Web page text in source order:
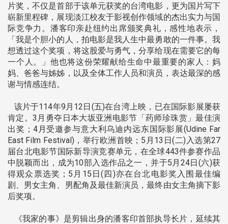
片奖，不仅是首部于该单元获奖的台湾电影，更为国片写下
崭新里程碑，展现淡江校友于影视创作领域的杰出实力与国
际竞争力。潘客印亲赴纽约出席颁奖典礼，感性地表示，
「我是个胆小的人，拍电影是我人生中最勇敢的一件事。我
想透过这个奖项，将这股爱与勇气，分享给现在需要它的每
一个人。」他也将这份荣耀献给生命中最重要的家人：妈
妈、爸爸与姊姊，以及全体工作人员和演员，表达最深的感
谢与情感连结。
该片于114年9月12日(五)在台湾上映，已在国际影展屡获
肯定。3月勇夺日本大坂亚洲电影节「药师珍珠赏」最佳演
出奖；4月受邀参与意大利乌迪内远东国际影展(Udine Far
East Film Festival)，举行欧洲首映；5月13日(二)入选第27
届台北电影节国际新导演竞赛单元，在全球443件参赛作品
中脱颖而出，成为10部入选作品之一，并于5月24日(六)获
得观众票选奖；5月15日(四)亦在台北电影奖入围最佳编
剧、男女主角、男配角及最佳新演员，最终由女主角摘下影
后奖项。
《我家的事》是剪辑出身的潘客印首部执导长片，延续其